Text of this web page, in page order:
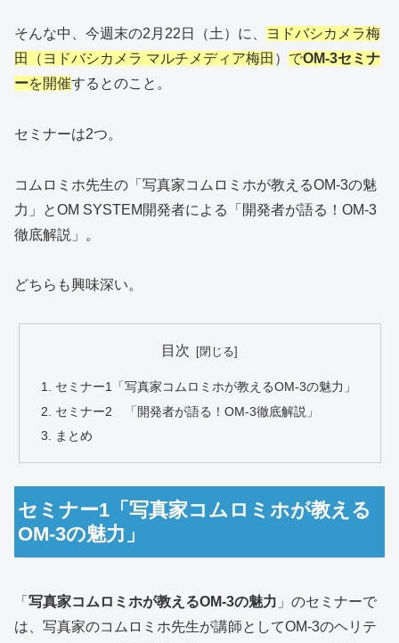
そんな中、今週末の2月22日（土）に、
ヨドバシカメラ梅
田（ヨドバシカメラ マルチメディア梅田 ） でOM-3セミナ
ーを開催するとのこと。
セミナーは2つ。
コムロミホ先生の「写真家コムロミホが教えるOM-3の魅
力」とOM SYSTEM開発者による「開発者が語る！OM-3
徹底解説」。
どちらも興味深い。
目次
セミナー1「写真家コムロミホが教えるOM-3の魅力」
セミナー2 「開発者が語る！OM-3徹底解説」
まとめ
セミナー1「写真家コムロミホが教える
OM-3の魅力」
「 写真家コムロミホが教えるOM-3の魅力 」のセミナーで
は、写真家のコムロミホ先生が講師としてOM-3のヘリテ